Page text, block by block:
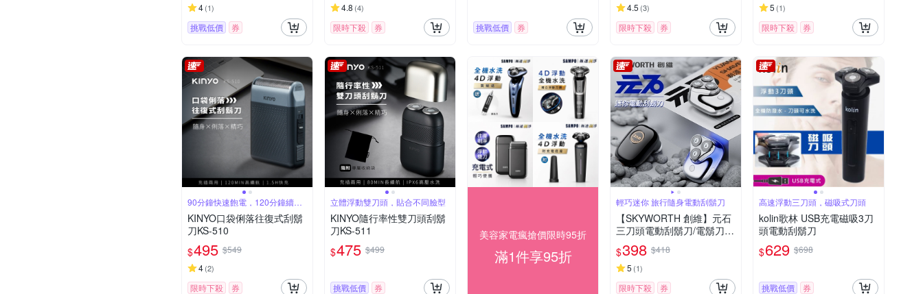
4(1)
挑戰低價 券
4.8 (4)
限時下殺 券 挑戰低價 券
4.5 (3)
限時下殺 券
5 (1)
限時下殺 券
90分鐘快速飽電，120分鐘續航
KINYO口袋俐落往復式刮鬍
刀KS-510
$495 $549
4(2)
限時下殺 券
立體浮動雙刀頭，貼合不同臉型
KINYO隨行率性雙刀頭刮鬍
刀KS-511
$475 $499
挑戰低價 券
美容家電瘋搶價限時95折
滿1件享95折
輕巧迷你 旅行隨身電動刮鬍刀
【SKYWORTH 創維】元石
三刀頭電動刮鬍刀/電鬍刀
台灣公司貨(充電式/IPX7防
水/全機水洗/磁吸刀頭)
$398 $418
5 (1)
限時下殺 券
高速浮動三刀頭，磁吸式刀頭
kolin歌林 USB充電磁吸3刀
頭電動刮鬍刀
$629 $698
挑戰低價 券